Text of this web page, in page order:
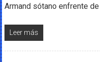
Armand sótano enfrente
Leer más